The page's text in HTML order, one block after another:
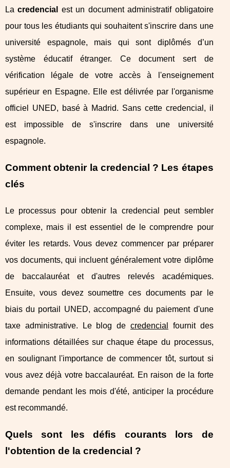
Lacredencial
est un document administratif obligatoire
pour tous les étudiants qui souhaitent s'inscrire dans une
université espagnole, mais qui sont diplômés d’un
système éducatif étranger. Ce document sert de
vérification légale de votre accès à l'enseignement
supérieur en Espagne. Elle est délivrée par l'organisme
officiel UNED, basé à Madrid. Sans cette credencial, il
est impossible de s'inscrire dans une université
espagnole.
Comment obtenir la credencial ? Les étapes
clés
Le processus pour obtenir la credencial peut sembler
complexe, mais il est essentiel de le comprendre pour
éviter les retards. Vous devez commencer par préparer
vos documents, qui incluent généralement votre diplôme
de baccalauréat et d'autres relevés académiques.
Ensuite, vous devez soumettre ces documents par le
biais du portail UNED, accompagné du paiement d'une
taxe administrative. Le blog de credencial
fournit des
informations détaillées sur chaque étape du processus,
en soulignant l'importance de commencer tôt, surtout si
vous avez déjà votre baccalauréat. En raison de la forte
demande pendant les mois d'été, anticiper la procédure
est recommandé.
Quels sont les défis courants lors de
l'obtention de la credencial ?